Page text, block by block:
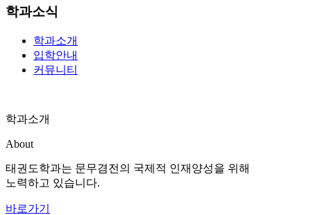
학과소식
학과소개
입학안내
커뮤니티
학과소개
About
태권도학과는 문무겸전의 국제적 인재양성을 위해
노력하고 있습니다.
바로가기